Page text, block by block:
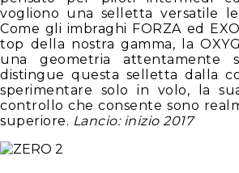
vogliono una selletta versatile
Come gli imbraghi FORZA ed
top della nostra gamma, la
una geometria attentamente
distingue questa selletta dalla
sperimentare solo in volo, la
controllo che consente sono
superiore. Lancio: inizio 2017